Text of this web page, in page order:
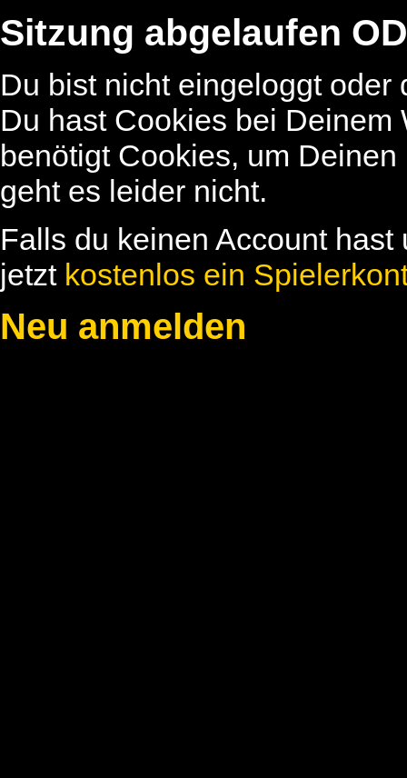
Sitzung abgelaufen
Du bist nicht eingeloggt
Du hast Cookies bei
benötigt Cookies, um
geht es leider nicht.
Falls du keinen Account
jetzt kostenlos ein
Neu anmelden